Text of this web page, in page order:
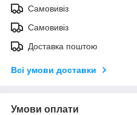
Самовивіз
Самовивіз
Доставка поштою
Всі умови доставки
Умови оплати